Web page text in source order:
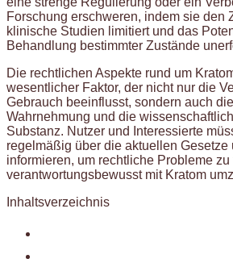
Forschung erschweren, indem sie den
klinische Studien limitiert und das
Behandlung bestimmter Zustände
Die rechtlichen Aspekte rund um
wesentlicher Faktor, der nicht nur die
Gebrauch beeinflusst, sondern auch
Wahrnehmung und die
Substanz. Nutzer und Interessierte
regelmäßig über die aktuellen Gesetze
informieren, um rechtliche Probleme
verantwortungsbewusst mit Kratom
Inhaltsverzeichnis